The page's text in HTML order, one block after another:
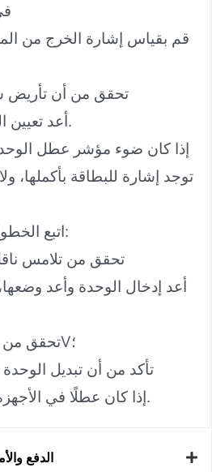
③ تحقق من أن تأريض
④ أعد تعيين القناة عبر البرنامج.
إذا كان ضوء مؤشر عطل
توجد إشارة للبطاقة بأكملها،
اتبع الخطوات أدناه للتعامل معها:
① تحقق من تلامس
③ تحقق من مصدر الطاقة 24V؛
④ تأكد من أن تبديل
⑤ إذا كان عطلًا في الأجهزة، استبدل الوحدة.
الدفع